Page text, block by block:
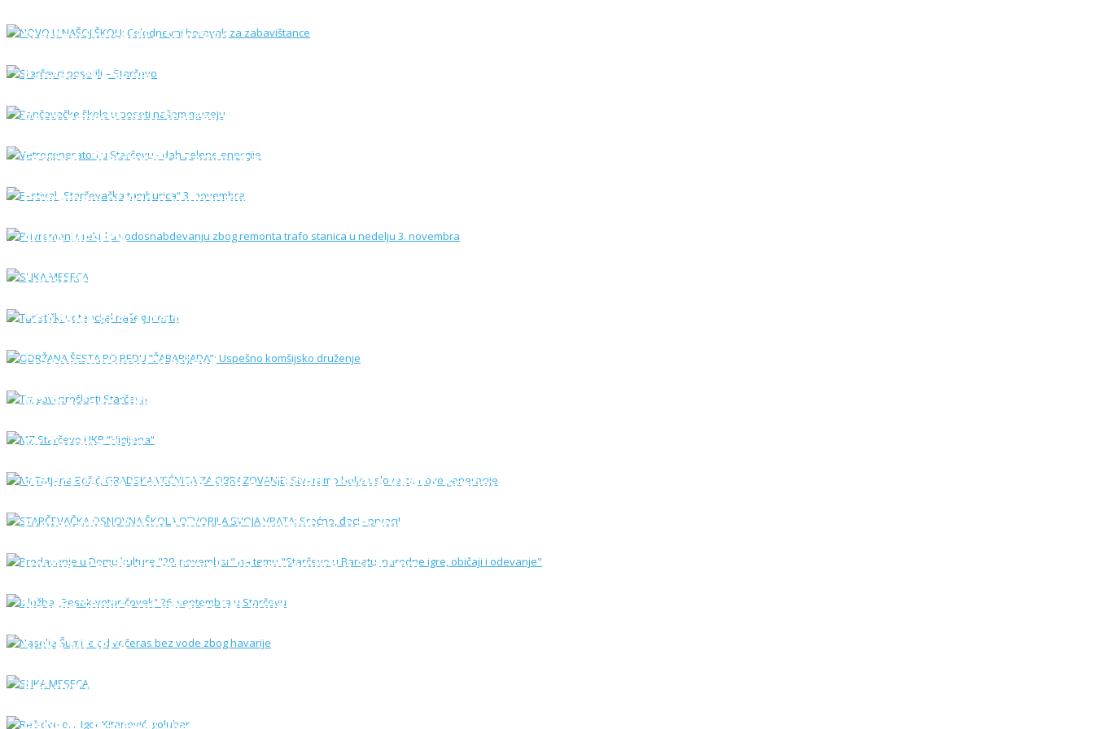
Starčevci posetili – Starčevo
Pančevačke škole u poseti našem muzeju
Vetrogeneratori u Starčevu - dah zelene energije
Festival „Starčevačka tamburica“ 3. novembra
Privremeni prekid u vodosnabdevanju zbog remonta trafo stanica u nedelju 3. novembra
SLIKA MESECA
Turistički potencijal našeg mesta
ODRŽANA ŠESTA PO REDU ”ŽABARIJADA”: Uspešno komšijsko druženje
Tragovi prošlosti Starčeva
MZ Starčevo i JKP “Higijena“
Mr Tatjana Božić, GRADSKA VEĆNICA ZA OBRAZOVANjE: Stvaramo bolje uslove za nove generacije
STARČEVAČKA OSNOVNA ŠKOLA OTVORILA SVOJA VRATA: Srećno, đaci - prvaci!
Predavanje u Domu kulture "29. novembar" na temu "Starčevo u Banatu, narodne igre, običaji i odevanje"
Izložba „Pesak-vetar-čovek“ 26. septembra u Starčevu
Naselje Šumice od večeras bez vode zbog havarije
SLIKA MESECA
Reč-dve o...: Igor Kitanović, golubar